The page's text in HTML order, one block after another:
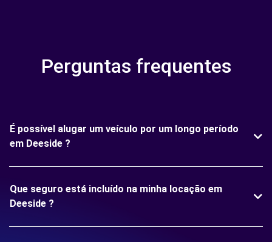
Perguntas frequentes
É possível alugar um veículo por um longo período
em Deeside ?
Que seguro está incluído na minha locação em
Deeside ?